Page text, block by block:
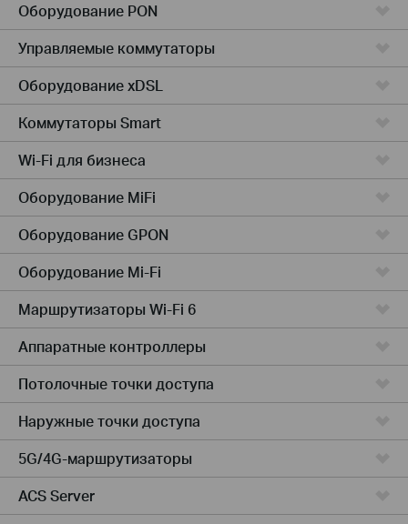
Оборудование PON
Управляемые коммутаторы
Оборудование xDSL
Коммутаторы Smart
Wi-Fi для бизнеса
Оборудование MiFi
Оборудование GPON
Оборудование Mi-Fi
Маршрутизаторы Wi-Fi 6
Аппаратные контроллеры
Потолочные точки доступа
Наружные точки доступа
5G/4G-маршрутизаторы
ACS Server